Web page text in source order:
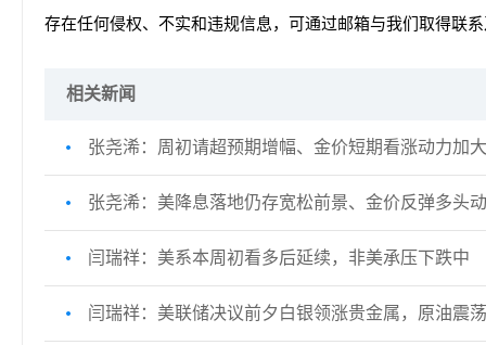
存在任何侵权、不实和违规信息，可通过邮箱与我们取得联
相关新闻
张尧浠：周初请超预期增幅、金价短期看涨动力加大
张尧浠：美降息落地仍存宽松前景、金价反弹多头
闫瑞祥：美系本周初看多后延续，非美承压下跌中
闫瑞祥：美联储决议前夕白银领涨贵金属，原油震